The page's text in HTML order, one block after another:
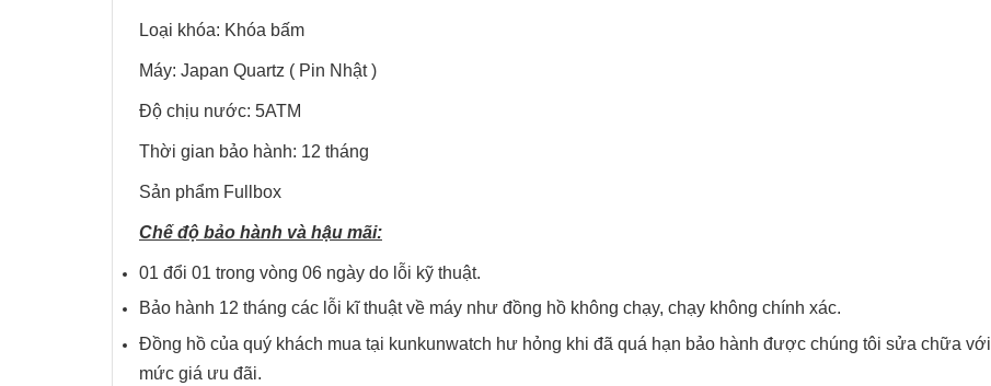
Loại khóa: Khóa bấm
Máy: Japan Quartz ( Pin Nhật )
Độ chịu nước: 5ATM
Thời gian bảo hành: 12 tháng
Sản phẩm Fullbox
Chế độ bảo hành và hậu mãi:
01 đổi 01 trong vòng 06 ngày do lỗi kỹ thuật.
Bảo hành 12 tháng các lỗi kĩ thuật về máy như đồng hồ không chạy, chạy không chính xác.
Đồng hồ của quý khách mua tại kunkunwatch hư hỏng khi đã quá hạn bảo hành được chúng tôi sửa chữa với
mức giá ưu đãi.